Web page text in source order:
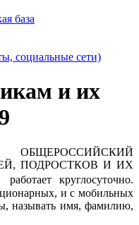
база
социальные сети)
и их
ПОДРОСТКОВ И ИХ
работает круглосуточно.
и с мобильных
называть имя, фамилию,